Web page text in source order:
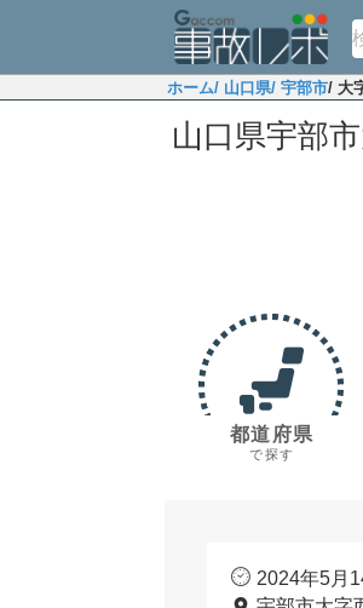
ホーム/ 山口県/ 宇部市/ 大
山口県宇部
都道府県
で探す
2024年5月